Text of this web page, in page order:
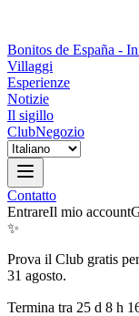
Bonitos de España -
Villaggi
Esperienze
Notizie
Il sigillo
ClubNegozio
Contatto
EntrareIl mio account
✨
Prova il Club gratis
31 agosto.
Termina tra 25 d 8 h